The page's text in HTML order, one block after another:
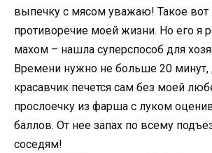
выпечку с мясом уважаю! Такое
противоречие моей жизни. Но его я
махом – нашла суперспособ для
Времени нужно не больше 20
красавчик печется сам без моей
прослоечку из фарша с луком
баллов. От нее запах по всему
соседям!